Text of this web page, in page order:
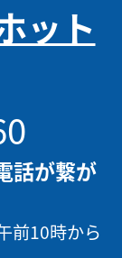
ット
話が繋が
前10時から